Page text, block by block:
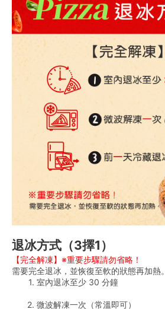
退冰方式（3擇1）
【完全解凍】※重要步驟請勿省略！
需要完全退冰，並恢復至軟的狀態再加熱。
室內退冰至少 30 分鐘
微波解凍一次（常溫即可）